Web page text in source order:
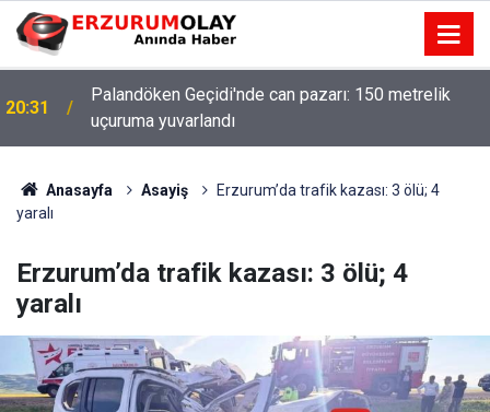
20:31
Palandöken Geçidi'nde can pazarı: 150 metrelik
uçuruma yuvarlandı
Anasayfa Asayiş
Erzurum’da trafik kazası: 3 ölü; 4
yaralı
Erzurum’da trafik kazası: 3 ölü; 4
yaralı